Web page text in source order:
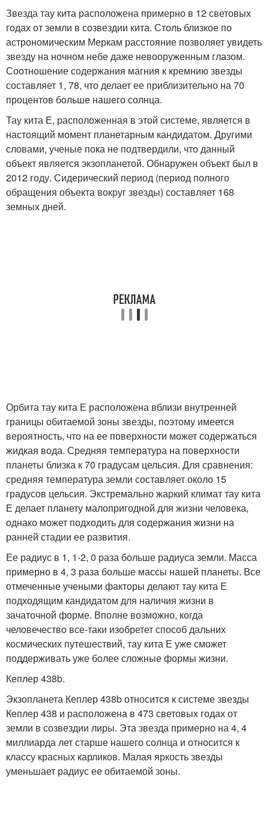
Звезда тау кита расположена примерно в 12 световых
годах от земли в созвездии кита. Столь близкое по
астрономическим Меркам расстояние позволяет увидеть
звезду на ночном небе даже невооруженным глазом.
Соотношение содержания магния к кремнию звезды
составляет 1, 78, что делает ее приблизительно на 70
процентов больше нашего солнца.
Тау кита Е, расположенная в этой системе, является в
настоящий момент планетарным кандидатом. Другими
словами, ученые пока не подтвердили, что данный
объект является экзопланетой. Обнаружен объект был в
2012 году. Сидерический период (период полного
обращения объекта вокруг звезды) составляет 168
земных дней.
Орбита тау кита Е расположена вблизи внутренней
границы обитаемой зоны звезды, поэтому имеется
вероятность, что на ее поверхности может содержаться
жидкая вода. Средняя температура на поверхности
планеты близка к 70 градусам цельсия. Для сравнения:
средняя температура земли составляет около 15
градусов цельсия. Экстремально жаркий климат тау кита
Е делает планету малопригодной для жизни человека,
однако может подходить для содержания жизни на
ранней стадии ее развития.
Ее радиус в 1, 1-2, 0 раза больше радиуса земли. Масса
примерно в 4, 3 раза больше массы нашей планеты. Все
отмеченные учеными факторы делают тау кита Е
подходящим кандидатом для наличия жизни в
зачаточной форме. Вполне возможно, когда
человечество все-таки изобретет способ дальних
космических путешествий, тау кита Е уже сможет
поддерживать уже более сложные формы жизни.
Кеплер 438b.
Экзопланета Кеплер 438b относится к системе звезды
Кеплер 438 и расположена в 473 световых годах от
земли в созвездии лиры. Эта звезда примерно на 4, 4
миллиарда лет старше нашего солнца и относится к
классу красных карликов. Малая яркость звезды
уменьшает радиус ее обитаемой зоны.